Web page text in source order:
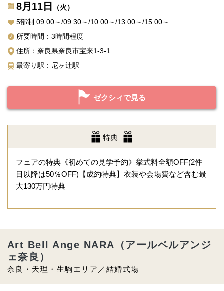
8月11日
（火）
5部制 09:00～/09:30～/10:00～/13:00～/15:00～
所要時間：3時間程度
住所：奈良県奈良市宝来1-3-1
最寄り駅：尼ヶ辻駅
ゼクシィで見る
特典
フェアの特典《初めての見学予約》挙式料全額OFF(2件
目以降は50％OFF)【成約特典】衣装や会場費など含む最
大130万円特典
奈良・天理・生駒エリア／結婚式場
Art Bell Ange NARA（アールベルアンジ
ェ奈良）